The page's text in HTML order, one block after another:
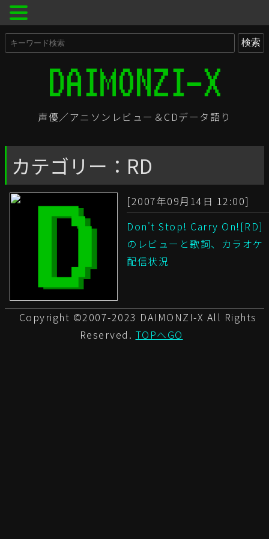
声優／アニソンレビュー＆CDデータ語り
カテゴリー：RD
[2007年09月14日 12:00]
Don't Stop! Carry On![RD]
のレビューと歌詞、カラオケ
配信状況
Copyright ©2007-2023 DAIMONZI-X All Rights
Reserved. TOPへGO